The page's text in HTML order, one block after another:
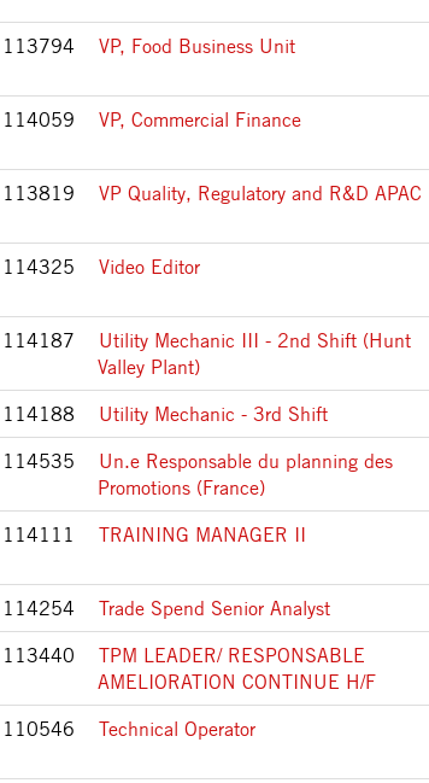
113794
VP, Food Business Unit
114059
VP, Commercial Finance
113819
VP Quality, Regulatory and R&D APAC
114325
Video Editor
114187
Utility Mechanic III - 2nd Shift (Hunt
Valley Plant)
114188
Utility Mechanic - 3rd Shift
114535
Un.e Responsable du planning des
Promotions (France)
114111 TRAINING MANAGER II
114254
Trade Spend Senior Analyst
113440
TPM LEADER/ RESPONSABLE
AMELIORATION CONTINUE H/F
110546
Technical Operator